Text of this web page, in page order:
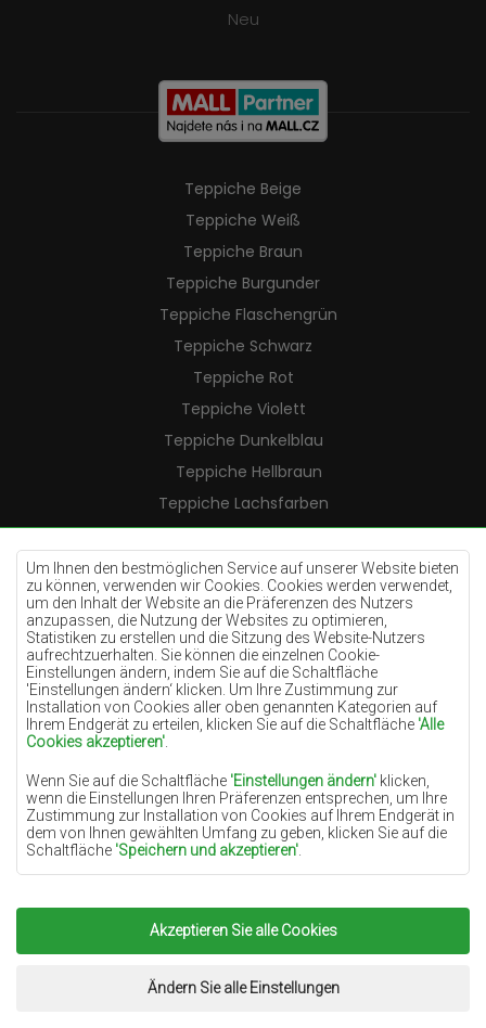
Um Ihnen den bestmöglichen Service auf unserer Website bieten
zu können, verwenden wir Cookies. Cookies werden verwendet,
um den Inhalt der Website an die Präferenzen des Nutzers
anzupassen, die Nutzung der Websites zu optimieren,
Statistiken zu erstellen und die Sitzung des Website-Nutzers
aufrechtzuerhalten. Sie können die einzelnen Cookie-
Einstellungen ändern, indem Sie auf die Schaltfläche
'Einstellungen ändern‘ klicken. Um Ihre Zustimmung zur
Installation von Cookies aller oben genannten Kategorien auf
Ihrem Endgerät zu erteilen, klicken Sie auf die Schaltfläche 'Alle
Cookies akzeptieren'
Wenn Sie auf die Schaltfläche 'Einstellungen ändern' klicken,
wenn die Einstellungen Ihren Präferenzen entsprechen, um Ihre
Zustimmung zur Installation von Cookies auf Ihrem Endgerät in
dem von Ihnen gewählten Umfang zu geben, klicken Sie auf die
Schaltfläche 'Speichern und akzeptieren'
Grundlage für die Verarbeitung das berechtigte Interesse des
Datenverwalters (TEPPICHECHEMEX) oder Dritter in Form der
Bereitstellung qualitativ hochwertiger Dienste auf unserer
Website und der Marketingaktivitäten des Datenverwalters und
seiner vertrauenswürdigen Partner.
Akzeptieren Sie alle Cookies
Ändern Sie alle Einstellungen
Neu
Teppiche Beige
Teppiche Weiß
Teppiche Braun
Teppiche Burgunder
Teppiche Flaschengrün
Teppiche Schwarz
Teppiche Rot
Teppiche Violett
Teppiche Dunkelblau
Teppiche Hellbraun
Teppiche Lachsfarben
Teppiche Cremefarben
Teppiche Lilac
Teppiche Gelb
Teppiche Pfefferminz
Teppiche Blau
Teppiche Orange
Teppiche Rosa
Teppiche Terrakotte
Teppiche Grün
Teppiche Golden
Copyright 2022Teppiche Chemex.Alle Rechte
Umsetzung:www.dimax.pl